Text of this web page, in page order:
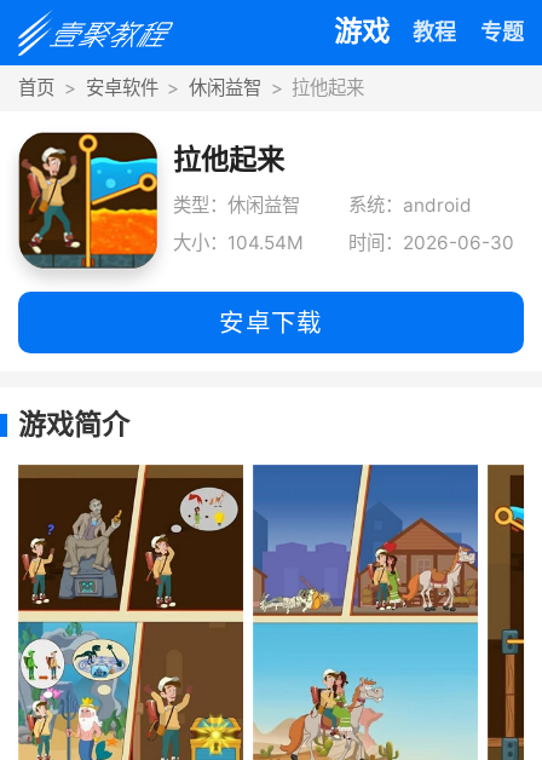
游戏 教程 专题
首页 安卓软件 休闲益智 拉他起来
拉他起来
类型：休闲益智
系统：android
大小：104.54M
时间：2026-06-30
安卓下载
游戏简介